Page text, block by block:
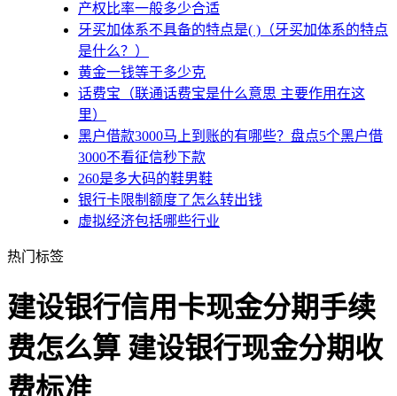
产权比率一般多少合适
牙买加体系不具备的特点是( )（牙买加体系的特点
是什么？）
黄金一钱等于多少克
话费宝（联通话费宝是什么意思 主要作用在这
里）
黑户借款3000马上到账的有哪些？盘点5个黑户借
3000不看征信秒下款
260是多大码的鞋男鞋
银行卡限制额度了怎么转出钱
虚拟经济包括哪些行业
热门标签
建设银行信用卡现金分期手续
费怎么算 建设银行现金分期收
费标准